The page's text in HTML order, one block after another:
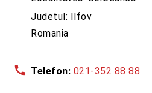
Judetul: Ilfov
Romania
call Telefon: 021-352 88 88